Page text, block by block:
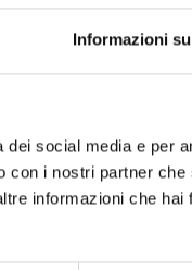
Informazioni
social media e per
con i nostri partner che
informazioni che hai